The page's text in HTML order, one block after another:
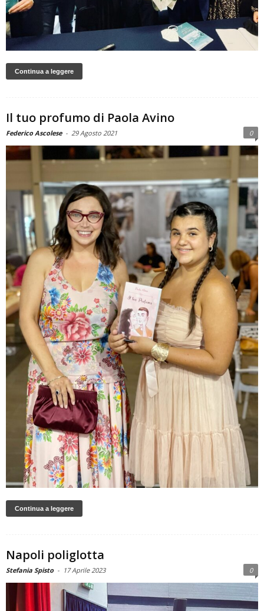
Continua a leggere
Il tuo profumo di Paola Avino
Federico Ascolese - 29 Agosto 2021 0
Continua a leggere
Napoli poliglotta
Stefania Spisto - 17 Aprile 2023 0